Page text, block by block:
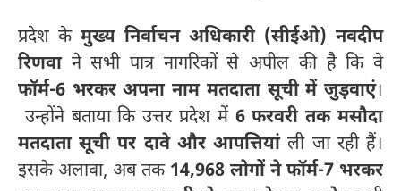
प्रदेश के मुख्य निर्वाचन अधिकारी (सीईओ) नवदीप
रिणवाने सभी पात्र नागरिकों से अपील की है कि वे
फॉर्म-6 भरकर अपना नाम मतदाता सूची में जुड़वाएं।
उन्होंने बताया कि उत्तर प्रदेश में 6 फरवरी तक मसौदा
मतदाता सूची पर दावे और आपत्तियांली जा रही हैं।
इसके अलावा, अब तक 14,968 लोगों ने फॉर्म-7 भरकर